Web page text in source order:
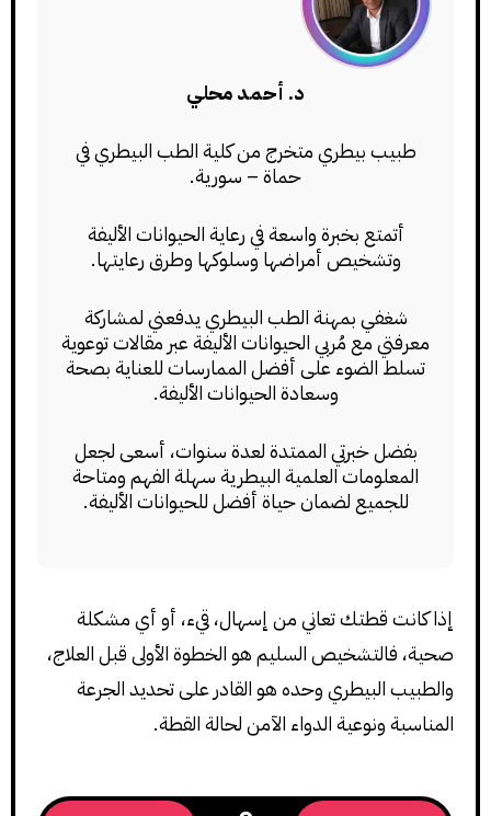
د. أحمد محلي
طبيب بيطري متخرج من كلية الطب البيطري في
حماة – سورية.
أتمتع بخبرة واسعة في رعاية الحيوانات الأليفة
وتشخيص أمراضها وسلوكها وطرق رعايتها.
شغفي بمهنة الطب البيطري يدفعني لمشاركة
معرفتي مع مُربي الحيوانات الأليفة عبر مقالات توعوية
تسلط الضوء على أفضل الممارسات للعناية بصحة
وسعادة الحيوانات الأليفة.
بفضل خبرتي الممتدة لعدة سنوات، أسعى لجعل
المعلومات العلمية البيطرية سهلة الفهم ومتاحة
للجميع لضمان حياة أفضل للحيوانات الأليفة.
إذا كانت قطتك تعاني من إسهال، قيء، أو أي مشكلة
صحية، فالتشخيص السليم هو الخطوة الأولى قبل العلاج،
والطبيب البيطري وحده هو القادر على تحديد الجرعة
المناسبة ونوعية الدواء الآمن لحالة القطة.